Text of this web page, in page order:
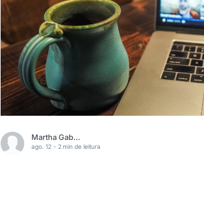
Martha Gabriel
ago. 12 - 2 min de leitura